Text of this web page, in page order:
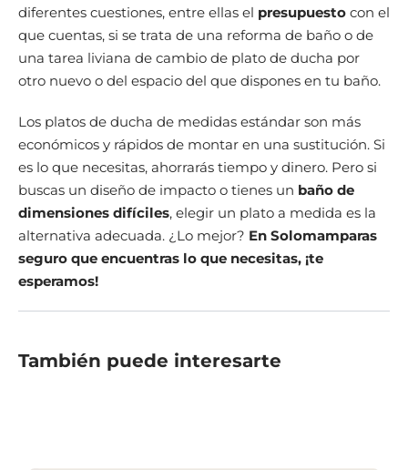
diferentes cuestiones, entre ellas el presupuesto con el
que cuentas, si se trata de una reforma de baño o de
una tarea liviana de cambio de plato de ducha por
otro nuevo o del espacio del que dispones en tu baño.
Los platos de ducha de medidas estándar son más
económicos y rápidos de montar en una sustitución. Si
es lo que necesitas, ahorrarás tiempo y dinero. Pero si
buscas un diseño de impacto o tienes un baño de
dimensiones difíciles, elegir un plato a medida es la
alternativa adecuada. ¿Lo mejor? En Solomamparas
seguro que encuentras lo que necesitas, ¡te
esperamos!
También puede interesarte